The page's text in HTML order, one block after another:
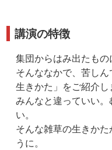
講演の特徴
集団からはみ出たもの
そんななかで、苦し
生きかた」をご紹介し
みんなと違っていい
い。
そんな雑草の生きか
うに。